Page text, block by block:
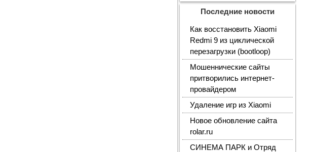
Последние новости
Как восстановить Xiaomi
Redmi 9 из циклической
перезагрузки (bootloop)
Мошеннические сайты
притворились интернет-
провайдером
Удаление игр из Xiaomi
Новое обновление сайта
rolar.ru
СИНЕМА ПАРК и Отряд